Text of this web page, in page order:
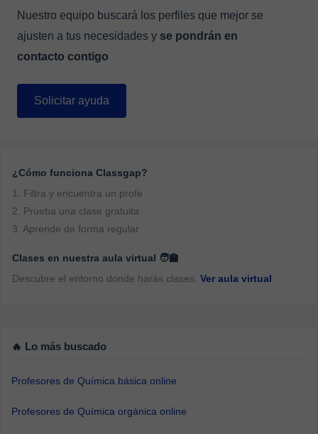
Nuestro equipo buscará los perfiles que mejor se
ajusten a tus necesidades y se pondrán en
contacto contigo
Solicitar ayuda
¿Cómo funciona Classgap?
1. Filtra y encuentra un profe
2. Prueba una clase gratuita
3. Aprende de forma regular
Clases en nuestra aula virtual 🧑‍🏫
Descubre el entorno donde harás clases. Ver aula virtual
🔥 Lo más buscado
Profesores de Química básica online
Profesores de Química orgánica online